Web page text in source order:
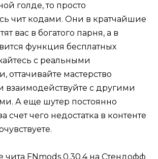
голде, то просто
чит кодами. Они в кратчайшие
вас в богатого парня, а в
функция бесплатных
с реальными
оттачивайте мастерство
взаимодействуйте с другими
А еще шутер постоянно
счет чего недостатка в контенте